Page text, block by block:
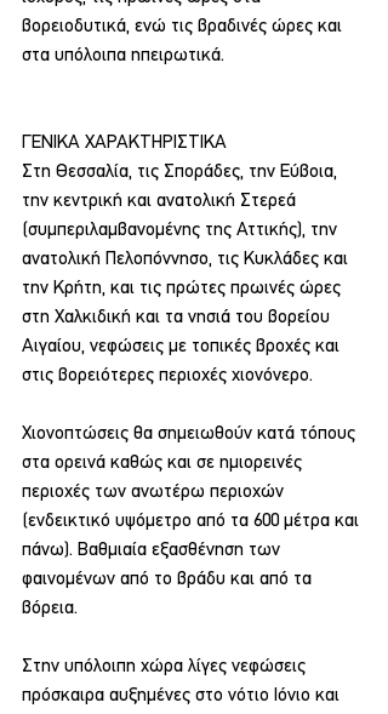
βορειοδυτικά, ενώ τις βραδινές ώρες και
στα υπόλοιπα ηπειρωτικά.
ΓΕΝΙΚΑ ΧΑΡΑΚΤΗΡΙΣΤΙΚΑ
Στη Θεσσαλία, τις Σποράδες, την Εύβοια,
την κεντρική και ανατολική Στερεά
(συμπεριλαμβανομένης της Αττικής), την
ανατολική Πελοπόννησο, τις Κυκλάδες και
την Κρήτη, και τις πρώτες πρωινές ώρες
στη Χαλκιδική και τα νησιά του βορείου
Αιγαίου, νεφώσεις με τοπικές βροχές και
στις βορειότερες περιοχές χιονόνερο.
Χιονοπτώσεις θα σημειωθούν κατά τόπους
στα ορεινά καθώς και σε ημιορεινές
περιοχές των ανωτέρω περιοχών
(ενδεικτικό υψόμετρο από τα 600 μέτρα και
πάνω). Βαθμιαία εξασθένηση των
φαινομένων από το βράδυ και από τα
βόρεια.
Στην υπόλοιπη χώρα λίγες νεφώσεις
πρόσκαιρα αυξημένες στο νότιο Ιόνιο και